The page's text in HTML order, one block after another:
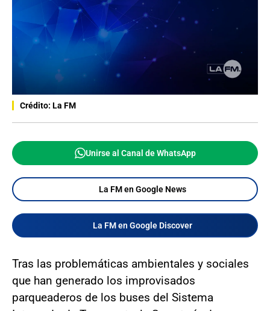
Crédito: La FM
Unirse al Canal de WhatsApp
La FM en Google News
La FM en Google Discover
Tras las problemáticas ambientales y sociales
que han generado los improvisados
parqueaderos de los buses del Sistema